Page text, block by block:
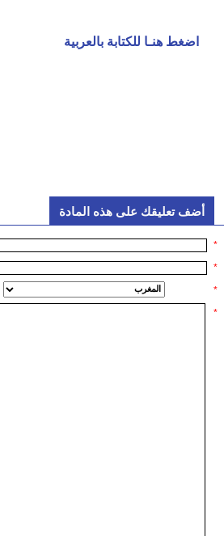
اضغط هنـا للكتابة بالعربية
أضف تعليقك على هذه المادة
*
*
*
*